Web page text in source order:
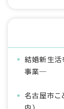
結婚新生
事業―
名古屋市こ